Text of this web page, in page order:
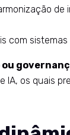
de
com sistemas
ou
os quais